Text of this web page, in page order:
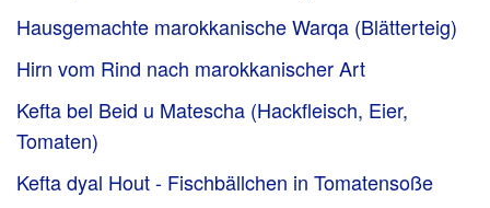
Hausgemachte marokkanische Warqa (Blätterteig)
Hirn vom Rind nach marokkanischer Art
Kefta bel Beid u Matescha (Hackfleisch, Eier,
Tomaten)
Kefta dyal Hout - Fischbällchen in Tomatensoße